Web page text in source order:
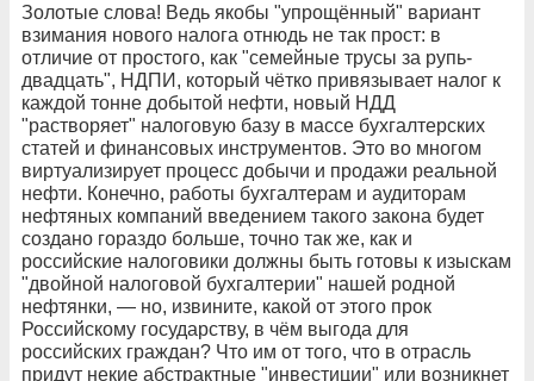
Золотые слова! Ведь якобы "упрощённый" вариант
взимания нового налога отнюдь не так прост: в
отличие от простого, как "семейные трусы за рупь-
двадцать", НДПИ, который чётко привязывает налог к
каждой тонне добытой нефти, новый НДД
"растворяет" налоговую базу в массе бухгалтерских
статей и финансовых инструментов. Это во многом
виртуализирует процесс добычи и продажи реальной
нефти. Конечно, работы бухгалтерам и аудиторам
нефтяных компаний введением такого закона будет
создано гораздо больше, точно так же, как и
российские налоговики должны быть готовы к изыскам
"двойной налоговой бухгалтерии" нашей родной
нефтянки, — но, извините, какой от этого прок
Российскому государству, в чём выгода для
российских граждан? Что им от того, что в отрасль
придут некие абстрактные "инвестиции" или возникнет